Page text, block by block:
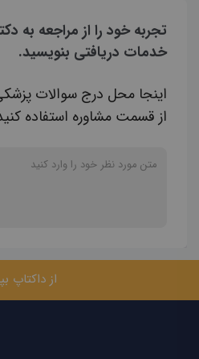
تجربه خود را از مراجعه به
خدمات دریافتی بنویسید.
اینجا محل درج سوالات
از قسمت مشاوره استفاده
از داکتاپ